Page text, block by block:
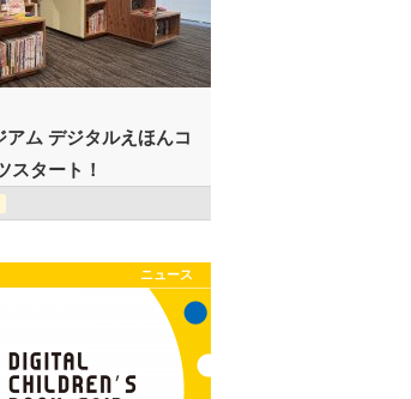
ム デジタルえほんコ
スタート！
ニュース